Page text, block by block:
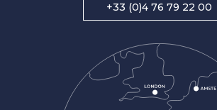
+33 (0)4 76 79 22 00